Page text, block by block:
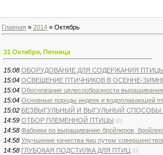
Главная » 2014 » Октябрь
31 Октября, Пятница
15:08 ОБОРУДОВАНИЕ ДЛЯ СОДЕРЖАНИЯ
15:04 ОСВЕЩЕНИЕ ПТИЧНИКОВ В ОСЕННЕ-
15:04 Обоснование целесообразности
15:04 Основные породы индеек и водоплавающей
15:02 БЕЗВЫГУЛЬНЫЙ И ВЫГУЛЬНЫЙ
14:59 ОТБОР ПЛЕМЕННОЙ ПТИЦЫ (0)
14:58 Фабрики по выращиванию бройлеров,
14:58 Улучшение качества яиц путем
14:58 ГЛУБОКАЯ ПОДСТИЛКА ДЛЯ ПТИЦ (0)